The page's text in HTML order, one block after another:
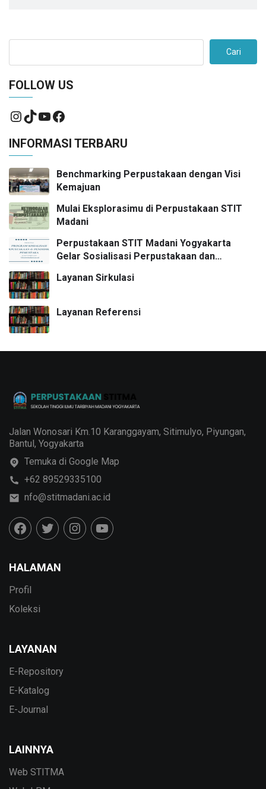
Cari
FOLLOW US
INFORMASI TERBARU
Benchmarking Perpustakaan dengan Visi
Kemajuan
Mulai Eksplorasimu di Perpustakaan STIT
Madani
Perpustakaan STIT Madani Yogyakarta
Gelar Sosialisasi Perpustakaan dan
Layanan Sirkulasi
Layanan Referensi
Jalan Wonosari Km.10 Karanggayam, Sitimulyo, Piyungan,
Bantul, Yogyakarta
Temuka di Google Map
+62 89529335100
nfo@stitmadani.ac.id
HALAMAN
Profil
Koleksi
LAYANAN
E-Repository
E-Katalog
E-Journal
LAINNYA
Web STITMA